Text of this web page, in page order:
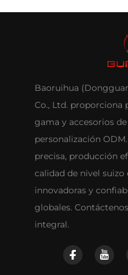
Baoruihua
Co., Ltd. proporciona
gama y accesorios
personalización
precisa, producción
calidad de nivel
innovadoras y
globales.
integral.